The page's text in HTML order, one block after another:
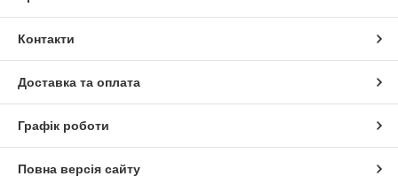
Контакти
Доставка та оплата
Графік роботи
Повна версія сайту